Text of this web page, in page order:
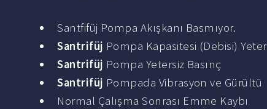
Santfifüj Pompa Akışkanı Basmıyor.
Santrifüj Pompa Kapasitesi (Debisi)
Santrifüj Pompa Yetersiz Basınç
Santrifüj Pompada Vibrasyon ve Gürültü
Normal Çalışma Sonrası Emme Kaybı